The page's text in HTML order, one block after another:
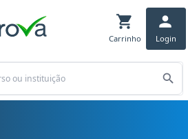
Carrinho Login